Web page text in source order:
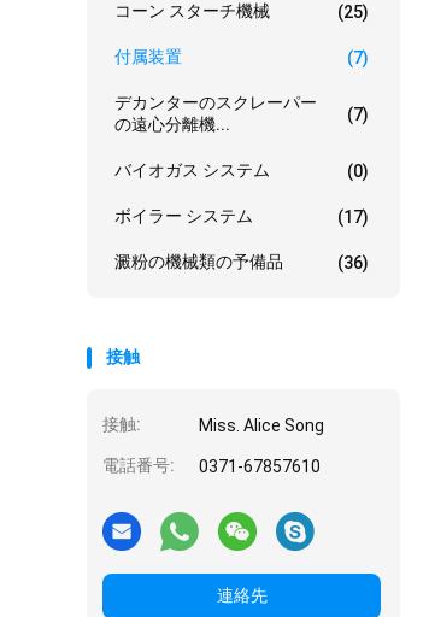
コーン スターチ機械 (25)
付属装置 (7)
デカンターのスクレーパー
の遠心分離機...
(7)
バイオガス システム (0)
ボイラー システム (17)
澱粉の機械類の予備品 (36)
接触
接触: Miss. Alice Song
電話番号: 0371-67857610
連絡先